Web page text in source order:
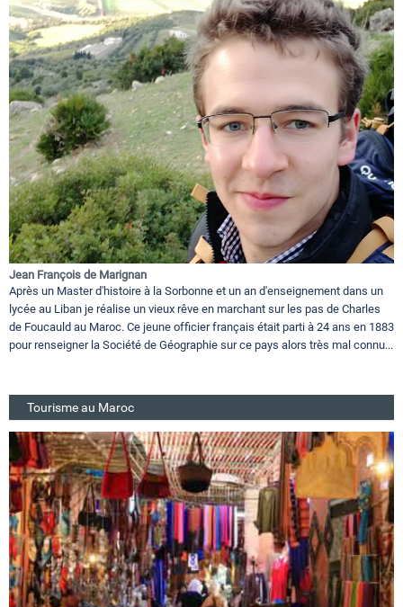
Jean François de Marignan
Après un Master d'histoire à la Sorbonne et un an d'enseignement dans un
lycée au Liban je réalise un vieux rêve en marchant sur les pas de Charles
de Foucauld au Maroc. Ce jeune officier français était parti à 24 ans en 1883
pour renseigner la Société de Géographie sur ce pays alors très mal connu...
Tourisme au Maroc